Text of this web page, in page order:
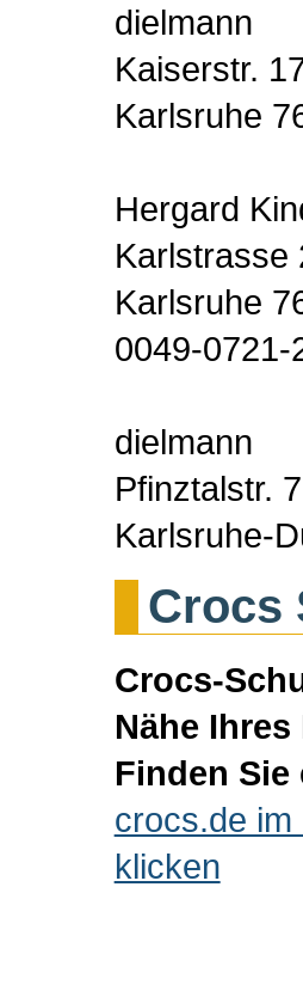
dielmann
Kaiserstr.
Karlsruhe
Hergard
Karlstrasse
Karlsruhe
0049-0721-
dielmann
Pfinztalstr.
Karlsruhe-
Crocs
Crocs-
Nähe
Finden
crocs.de im
klicken